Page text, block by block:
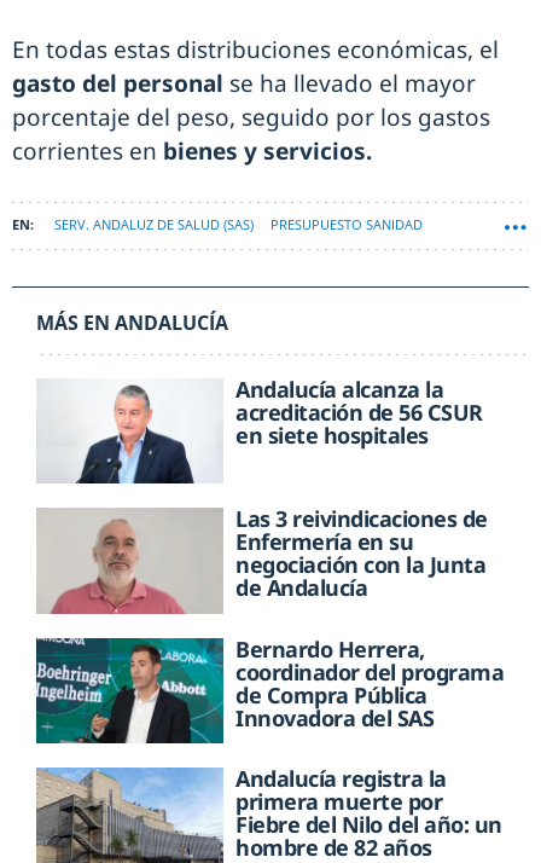
En todas estas distribuciones económicas, el
gasto del personal se ha llevado el mayor
porcentaje del peso, seguido por los gastos
corrientes en bienes y servicios.
SERV. ANDALUZ DE SALUD (SAS) PRESUPUESTO SANIDAD
MÁS EN ANDALUCÍA
Andalucía alcanza la
acreditación de 56 CSUR
en siete hospitales
Las 3 reivindicaciones de
Enfermería en su
negociación con la Junta
de Andalucía
Bernardo Herrera,
coordinador del programa
de Compra Pública
Innovadora del SAS
Andalucía registra la
primera muerte por
Fiebre del Nilo del año: un
hombre de 82 años